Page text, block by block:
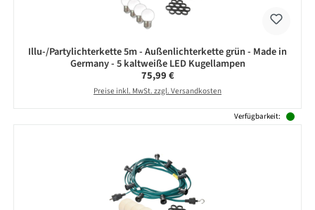
Illu-/Partylichterkette 5m - Außenlichterkette grün - Made in
Germany - 5 kaltweiße LED Kugellampen
Regulärer Preis:
75,99 €
Preise inkl. MwSt. zzgl. Versandkosten
Verfügbarkeit: